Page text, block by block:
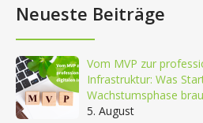
Neueste Beiträge
Vom MVP zur
Infrastruktur: Was
Wachstumsphase
5. August